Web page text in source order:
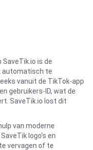
is de
automatisch te
vanuit de TikTok-app
gebruikers-ID, wat de
SaveTik.io lost dit
van moderne
logo's en
vervagen of te